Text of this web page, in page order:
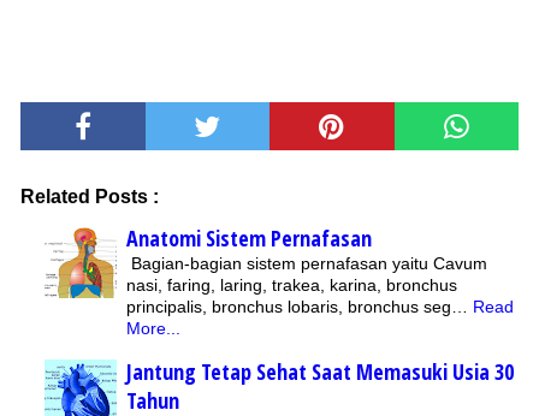
Related Posts :
Anatomi Sistem Pernafasan
Bagian-bagian sistem pernafasan yaitu Cavum
nasi, faring, laring, trakea, karina, bronchus
principalis, bronchus lobaris, bronchus seg… Read
More...
Jantung Tetap Sehat Saat Memasuki Usia 30
Tahun